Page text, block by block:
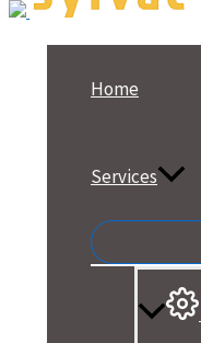
Home
Services